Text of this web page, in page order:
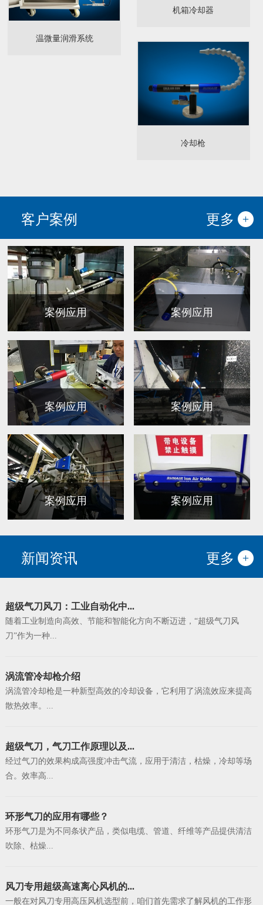
温微量润滑系统
机箱冷却器
冷却枪
客户案例 更多
案例应用 案例应用
案例应用 案例应用
案例应用 案例应用
新闻资讯 更多
超级气刀风刀：工业自动化中...
随着工业制造向高效、节能和智能化方向不断迈进，“超级气刀风
刀”作为一种...
涡流管冷却枪介绍
涡流管冷却枪是一种新型高效的冷却设备，它利用了涡流效应来提高
散热效率。...
超级气刀，气刀工作原理以及...
经过气刀的效果构成高强度冲击气流，应用于清洁，枯燥，冷却等场
合。效率高...
环形气刀的应用有哪些？
环形气刀是为不同条状产品，类似电缆、管道、纤维等产品提供清洁
吹除、枯燥...
风刀专用超级高速离心风机的...
一般在对风刀专用高压风机选型前，咱们首先需求了解风机的工作形